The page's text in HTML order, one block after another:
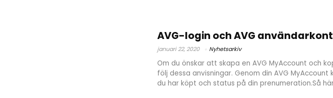
AVG-login och AVG
januari 22, 2020 Nyhetsarkiv
Om du önskar att skapa en AVG MyAccount och
följ dessa anvisningar. Genom din AVG
du har köpt och status på din prenumeration.Så här